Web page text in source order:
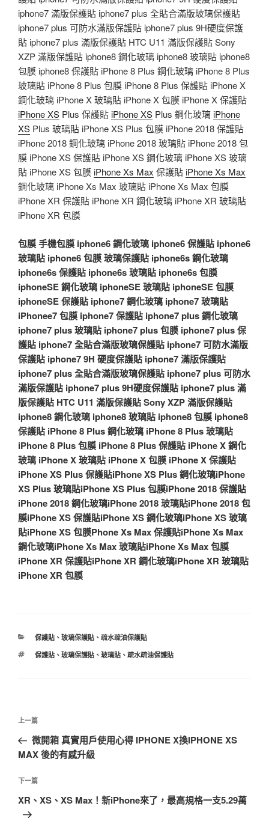
iphone7 滿版保護貼 iphone7 plus 全貼合滿版玻璃保護貼
iphone7 plus 可防水滿版保護貼 iphone7 plus 9H硬度保護
貼 iphone7 plus 滿版保護貼 HTC U11 滿版保護貼 Sony
XZP 滿版保護貼 iphone8 鋼化玻璃 iphone8 玻璃貼 iphone8
包膜 iphone8 保護貼 iPhone 8 Plus 鋼化玻璃 iPhone 8 Plus
玻璃貼 iPhone 8 Plus 包膜 iPhone 8 Plus 保護貼 iPhone X
鋼化玻璃 iPhone X 玻璃貼 iPhone X 包膜 iPhone X 保護貼
iPhone XS Plus 保護貼iPhone XS Plus 鋼化玻璃iPhone
XS Plus 玻璃貼 iPhone XS Plus 包膜 iPhone 2018 保護貼
iPhone 2018 鋼化玻璃 iPhone 2018 玻璃貼 iPhone 2018 包
膜 iPhone XS 保護貼 iPhone XS 鋼化玻璃 iPhone XS 玻璃
貼 iPhone XS 包膜iPhone Xs Max 保護貼iPhone Xs Max
鋼化玻璃 iPhone Xs Max 玻璃貼 iPhone Xs Max 包膜
iPhone XR 保護貼 iPhone XR 鋼化玻璃 iPhone XR 玻璃貼
iPhone XR 包膜
包膜手機包膜 iphone6 鋼化玻璃 iphone6 保護貼 iphone6
玻璃貼 iphone6 包膜玻璃保護貼 iphone6s 鋼化玻璃
iphone6s 保護貼 iphone6s 玻璃貼 iphone6s 包膜
iphoneSE 鋼化玻璃 iphoneSE 玻璃貼 iphoneSE 包膜
iphoneSE 保護貼 iphone7 鋼化玻璃 iphone7 玻璃貼
iPhonee7 包膜 iphone7 保護貼 iphone7 plus 鋼化玻璃
iphone7 plus 玻璃貼 iphone7 plus 包膜 iphone7 plus 保
護貼 iphone7 全貼合滿版玻璃保護貼 iphone7 可防水滿版
保護貼 iphone7 9H 硬度保護貼 iphone7 滿版保護貼
iphone7 plus 全貼合滿版玻璃保護貼 iphone7 plus 可防水
滿版保護貼 iphone7 plus 9H硬度保護貼 iphone7 plus 滿
版保護貼 HTC U11 滿版保護貼Sony XZP 滿版保護貼
iphone8 鋼化玻璃 iphone8 玻璃貼 iphone8 包膜 iphone8
保護貼 iPhone 8 Plus 鋼化玻璃 iPhone 8 Plus 玻璃貼
iPhone 8 Plus 包膜 iPhone 8 Plus 保護貼 iPhone X 鋼化
玻璃 iPhone X 玻璃貼 iPhone X 包膜 iPhone X 保護貼
iPhone XS Plus 保護貼iPhone XS Plus 鋼化玻璃iPhone
XS Plus 玻璃貼iPhone XS Plus 包膜iPhone 2018 保護貼
iPhone 2018 鋼化玻璃iPhone 2018 玻璃貼iPhone 2018 包
膜iPhone XS 保護貼iPhone XS 鋼化玻璃iPhone XS 玻璃
貼iPhone XS 包膜Phone Xs Max 保護貼iPhone Xs Max
鋼化玻璃iPhone Xs Max 玻璃貼iPhone Xs Max 包膜
iPhone XR 保護貼iPhone XR 鋼化玻璃iPhone XR 玻璃貼
iPhone XR 包膜
分
保護貼、 玻璃保護貼、 疏水疏油保護貼
標
保護貼、 玻璃保護貼、 玻璃貼、 疏水疏油保護貼
文
導
上
一
篇
章
上一篇
微開箱 真實用戶使用心得 IPHONE X換IPHONE XS
MAX 後的有感升級
下
一
篇
下一篇
XR、XS、XS Max！新iPhone來了，最高規格一支5.29萬